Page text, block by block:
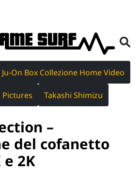
Ju-On Box Collezione Home Video
Pictures Takashi Shimizu
–
del cofanetto
e 2K